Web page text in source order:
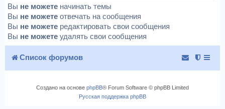
Вы не можете начинать темы
Вы не можете отвечать на сообщения
Вы не можете редактировать свои сообщения
Вы не можете удалять свои сообщения
Список форумов
Создано на основе phpBB® Forum Software © phpBB Limited
Русская поддержка phpBB